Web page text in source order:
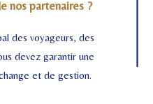
nos partenaires ?
des voyageurs, des
devez garantir une
et de gestion.